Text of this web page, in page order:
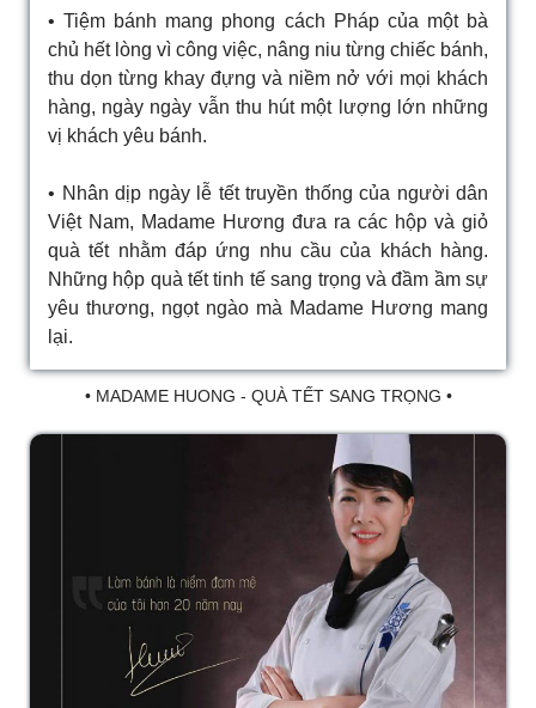
• Tiệm bánh mang phong cách Pháp của một bà
chủ hết lòng vì công việc, nâng niu từng chiếc bánh,
thu dọn từng khay đựng và niềm nở với mọi khách
hàng, ngày ngày vẫn thu hút một lượng lớn những
vị khách yêu bánh.
• Nhân dịp ngày lễ tết truyền thống của người dân
Việt Nam, Madame Hương đưa ra các hộp và giỏ
quà tết nhằm đáp ứng nhu cầu của khách hàng.
Những hộp quà tết tinh tế sang trọng và đầm ầm sự
yêu thương, ngọt ngào mà Madame Hương mang
lại.
• MADAME HUONG - QUÀ TẾT SANG TRỌNG •